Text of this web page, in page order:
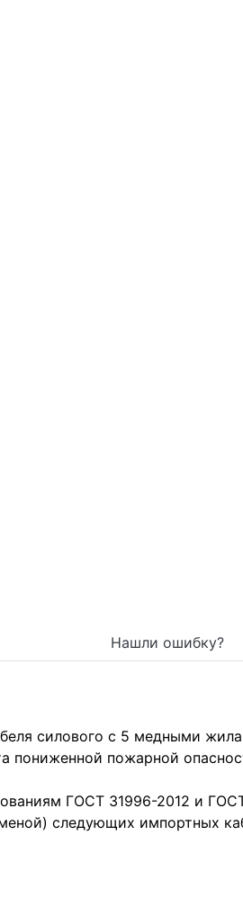
Нашли ошибку?
силового с 5 медными
пониженной пожарной
ГОСТ 31996-2012 и
следующих импортных